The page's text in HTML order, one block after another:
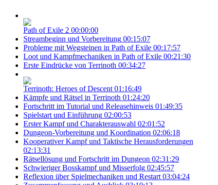
Path of Exile 2 00:00:00
Streambeginn und Vorbereitung 00:15:07
Probleme mit Wegsteinen in Path of Exile 00:17:57
Loot und Kampfmechaniken in Path of Exile 00:21:30
Erste Eindrücke von Terrinoth 00:34:27
Terrinoth: Heroes of Descent 01:16:49
Kämpfe und Rätsel in Terrinoth 01:24:20
Fortschritt im Tutorial und Releasehinweis 01:49:35
Spielstart und Einführung 02:00:53
Erster Kampf und Charakterauswahl 02:01:52
Dungeon-Vorbereitung und Koordination 02:06:18
Kooperativer Kampf und Taktische Herausforderungen
02:13:31
Rätsellösung und Fortschritt im Dungeon 02:31:29
Schwieriger Bosskampf und Misserfolg 02:45:57
Reflexion über Spielmechaniken und Restart 03:04:24